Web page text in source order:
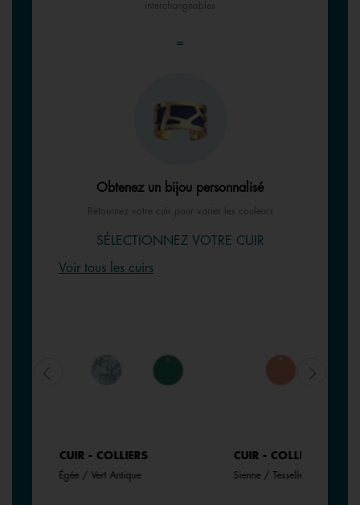
interchangeables
=
Obtenez un bijou personnalisé
Retournez votre cuir pour varier les couleurs
SÉLECTIONNEZ VOTRE CUIR
Voir tous les cuirs
CUIR - COLLIERS
Égée / Vert Antique
CUIR - COLLIERS
Sienne / Tesselle